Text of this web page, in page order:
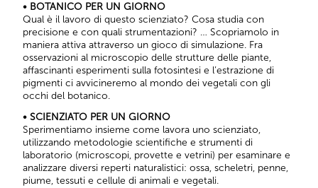
• BOTANICO PER UN GIORNO
Qual è il lavoro di questo scienziato? Cosa studia con
precisione e con quali strumentazioni? … Scopriamolo in
maniera attiva attraverso un gioco di simulazione. Fra
osservazioni al microscopio delle strutture delle piante,
affascinanti esperimenti sulla fotosintesi e l’estrazione di
pigmenti ci avvicineremo al mondo dei vegetali con gli
occhi del botanico.
• SCIENZIATO PER UN GIORNO
Sperimentiamo insieme come lavora uno scienziato,
utilizzando metodologie scientifiche e strumenti di
laboratorio (microscopi, provette e vetrini) per esaminare e
analizzare diversi reperti naturalistici: ossa, scheletri, penne,
piume, tessuti e cellule di animali e vegetali.